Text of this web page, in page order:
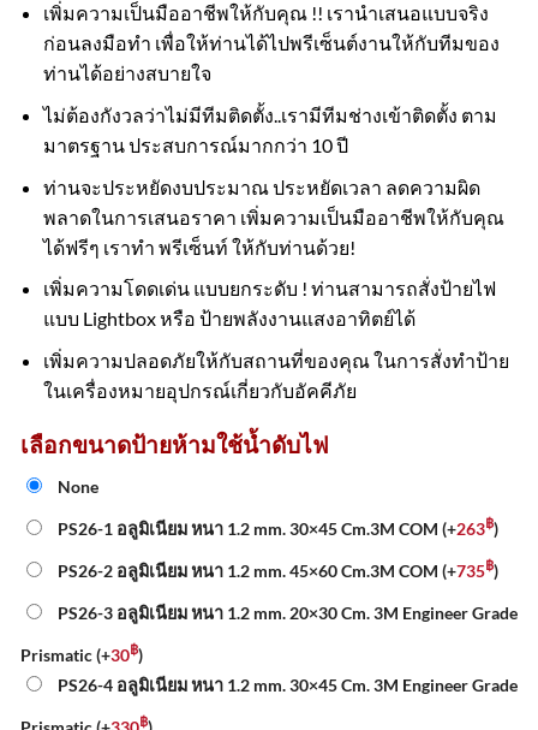
เพิ่มความเป็นมืออาชีพให้กับคุณ !! เรานำเสนอแบบจริง
ก่อนลงมือทำ เพื่อให้ท่านได้ไปพรีเซ็นต์งานให้กับทีมของ
ท่านได้อย่างสบายใจ
ไม่ต้องกังวลว่าไม่มีทีมติดตั้ง..เรามีทีมช่างเข้าติดตั้ง ตาม
มาตรฐาน ประสบการณ์มากกว่า 10 ปี
ท่านจะประหยัดงบประมาณ ประหยัดเวลา ลดความผิด
พลาดในการเสนอราคา เพิ่มความเป็นมืออาชีพให้กับคุณ
ได้ฟรีๆ เราทำ พรีเซ็นท์ ให้กับท่านด้วย!
เพิ่มความโดดเด่น แบบยกระดับ ! ท่านสามารถสั่งป้ายไฟ
แบบ Lightbox หรือ ป้ายพลังงานแสงอาทิตย์ได้
เพิ่มความปลอดภัยให้กับสถานที่ของคุณ ในการสั่งทำป้าย
ในเครื่องหมายอุปกรณ์เกี่ยวกับอัคคีภัย
เลือกขนาดป้ายห้ามใช้น้ำดับไฟ
None
PS26-1 อลูมิเนียม หนา 1.2 mm. 30×45 Cm.3M COM (+263฿)
PS26-2 อลูมิเนียม หนา 1.2 mm. 45×60 Cm.3M COM (+735฿)
PS26-3 อลูมิเนียม หนา 1.2 mm. 20×30 Cm. 3M Engineer Grade
Prismatic(+30฿)
PS26-4 อลูมิเนียม หนา 1.2 mm. 30×45 Cm. 3M Engineer Grade
฿